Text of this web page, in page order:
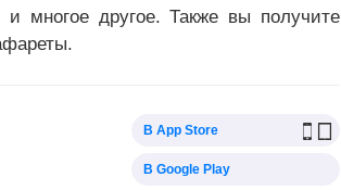
и многое другое. Также вы получите
В App Store
В Google Play